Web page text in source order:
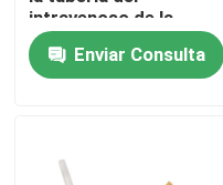
Sobre nosotros
intravenoso de la
cámara de Microdrip
Enviar Consulta